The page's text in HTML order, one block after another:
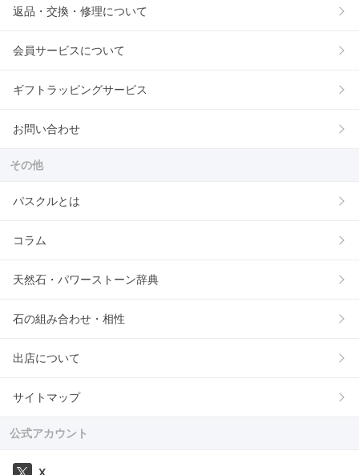
返品・交換・修理について
会員サービスについて
ギフトラッピングサービス
お問い合わせ
その他
パスクルとは
コラム
天然石・パワーストーン辞典
石の組み合わせ・相性
出店について
サイトマップ
公式アカウント